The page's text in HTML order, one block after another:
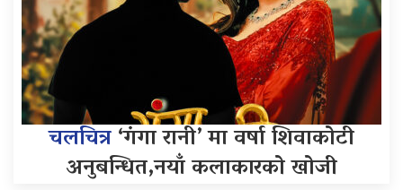
चलचित्र‘गंगा रानी’ मा वर्षा शिवाकोटी
अनुबन्धित,नयाँ कलाकारको खोजी